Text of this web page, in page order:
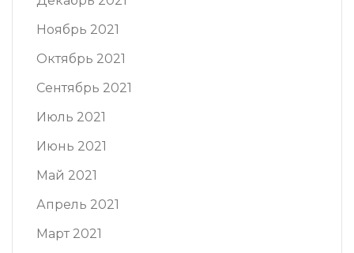
Ноябрь 2021
Октябрь 2021
Сентябрь 2021
Июль 2021
Июнь 2021
Май 2021
Апрель 2021
Март 2021